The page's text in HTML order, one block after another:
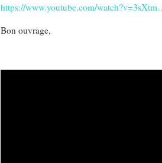
https://www.youtube.com/
Bon ouvrage,